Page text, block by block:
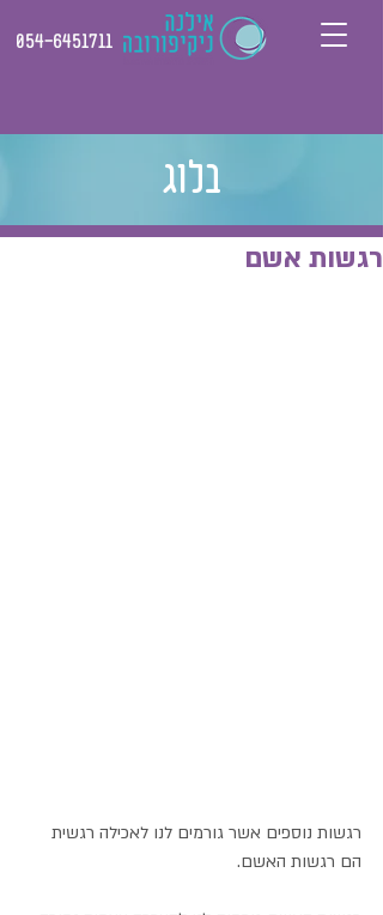
054-6451711
בלוג
רגשות אשם
רגשות נוספים אשר גורמים לנו לאכילה רגשית
הם רגשות האשם.